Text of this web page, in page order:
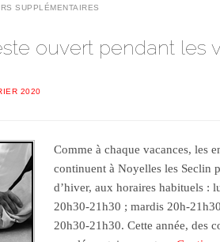
SUPPLÉMENTAIRES
ouvert pendant les
2020
Comme à chaque vacances, les
continuent à Noyelles les Seclin
d’hiver, aux horaires habituels :
20h30-21h30 ; mardis 20h-
20h30-21h30. Cette année, des